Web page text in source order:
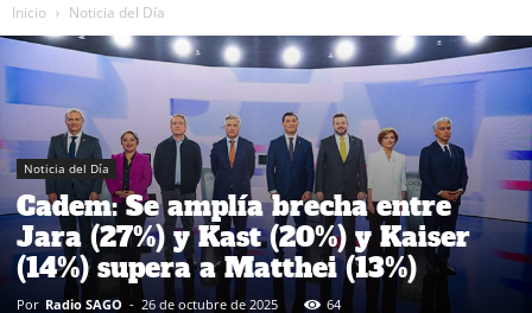
Inicio Noticia del Día
Noticia del Día
Cadem: Se amplía brecha entre
Jara (27%) y Kast (20%) y Kaiser
(14%) supera a Matthei (13%)
Por Radio SAGO - 26 de octubre de 2025 64